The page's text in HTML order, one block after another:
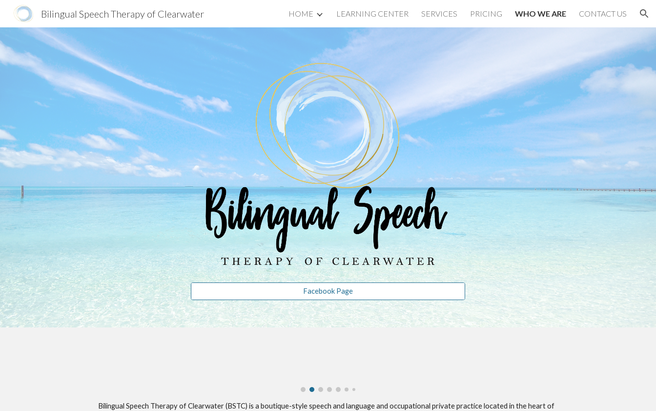
Skip to navigation
Bilingual Speech Therapy of Clearwater HOME LEARNING CENTER SERVICES PRICING WHO WE ARE CONTACT US
Facebook Page
Bilingual Speech Therapy of Clearwater (BSTC) is a boutique-style speech and language and occupational private practice located in the heart of